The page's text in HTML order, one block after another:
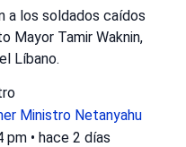
a los soldados caídos
Mayor Tamir Waknin,
Líbano.
Ministro Netanyahu
pm • hace 2 días